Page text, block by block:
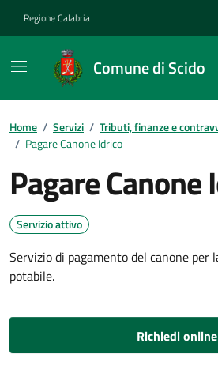
Regione Calabria
Comune di Scido
Home / Servizi / Tributi, finanze e
/ Pagare Canone Idrico
Pagare Canone
Servizio attivo
Servizio di pagamento del canone per
potabile.
Richiedi online